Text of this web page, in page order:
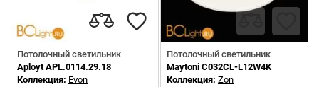
Потолочный светильник
Aployt APL.0114.29.18
Коллекция: Evon
Потолочный светильник
Maytoni C032CL-L12W4K
Коллекция: Zon